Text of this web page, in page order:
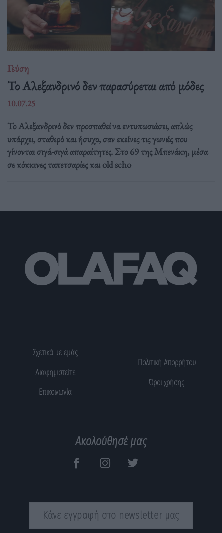
Γεύση
Το Αλεξανδρινό δεν παρασύρεται από μόδες
10.07.25
Το Αλεξανδρινό δεν προσπαθεί να εντυπωσιάσει, απλώς
υπάρχει, σταθερό και ήσυχο, σαν εκείνες τις γωνιές που
γίνονται σιγά-σιγά απαραίτητες. Στο 69 της Μπενάκη, μέσα
σε κόκκινες ταπετσαρίες και old scho
Σχετικά με εμάς
Διαφημιστείτε
Επικοινωνία
Πολιτική Απορρήτου
Όροι χρήσης
Ακολούθησέ μας
Κάνε εγγραφή στο newsletter μας